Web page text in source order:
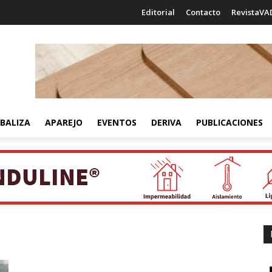
Editorial Contacto
BALIZA APAREJO EVENTOS DERIVA PUBLICACIONES